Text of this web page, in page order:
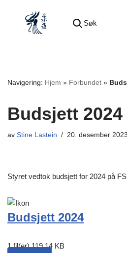
Søk
Navigering: Hjem » Forbundet »
Budsjett 2024
av Stine Lastein 20. desember 2023
Styret vedtok budsjett for 2024 på
Budsjett 2024
1 fil(er)119.14 KB